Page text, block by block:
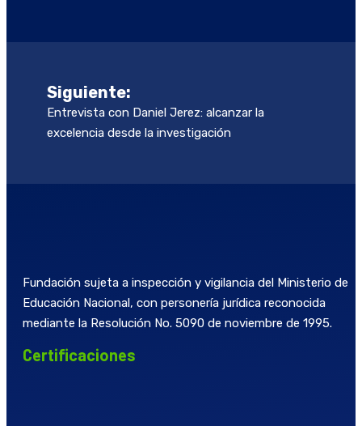
Siguiente:
Entrevista con Daniel Jerez: alcanzar la
excelencia desde la investigación
Fundación sujeta a inspección y vigilancia del Ministerio de
Educación Nacional, con personería jurídica reconocida
mediante la Resolución No. 5090 de noviembre de 1995.
Certificaciones